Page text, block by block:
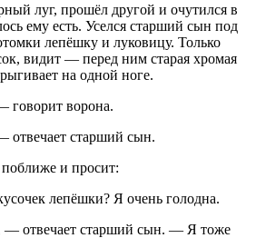
луг, прошёл другой и очутился в
ему есть. Уселся старший сын под
лепёшку и луковицу. Только
видит — перед ним старая хромая
на одной ноге.
ворона.
старший сын.
и просит:
лепёшки? Я очень голодна.
— отвечает старший сын. — Я тоже